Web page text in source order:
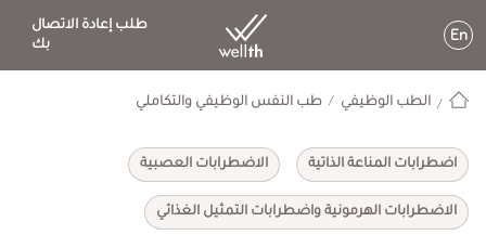
En
طلب إعادة الاتصال
بك
الطب الوظيفي طب النفس الوظيفي والتكاملي
اضطرابات المناعة الذاتية الاضطرابات العصبية
الاضطرابات الهرمونية واضطرابات التمثيل الغذائي